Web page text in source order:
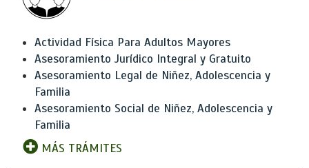
Actividad Física Para Adultos Mayores
Asesoramiento Jurídico Integral y Gratuito
Asesoramiento Legal de Niñez, Adolescencia y
Familia
Asesoramiento Social de Niñez, Adolescencia y
Familia
MÁS TRÁMITES